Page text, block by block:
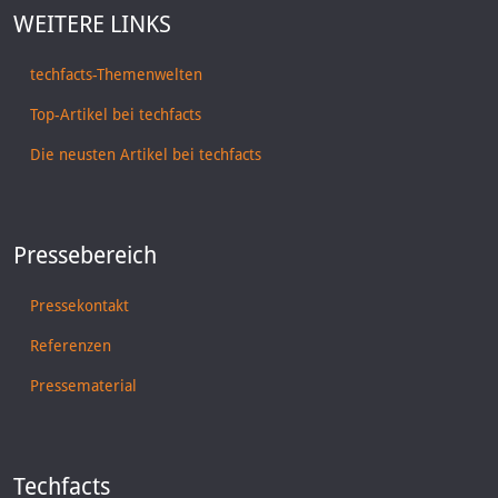
WEITERE LINKS
techfacts-Themenwelten
Top-Artikel bei techfacts
Die neusten Artikel bei techfacts
Pressebereich
Pressekontakt
Referenzen
Pressematerial
Techfacts